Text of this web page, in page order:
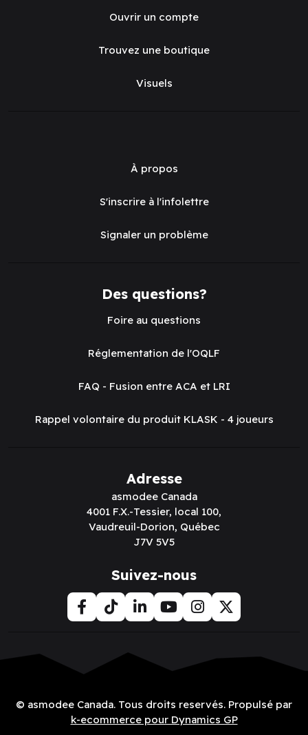
Ouvrir un compte
Trouvez une boutique
Visuels
À propos
S'inscrire à l'infolettre
Signaler un problème
Des questions?
Foire au questions
Réglementation de l'OQLF
FAQ - Fusion entre ACA et LRI
Rappel volontaire du produit KLASK - 4 joueurs
Adresse
asmodee Canada
4001 F.X.-Tessier, local 100,
Vaudreuil-Dorion, Québec
J7V 5V5
Suivez-nous
© asmodee Canada. Tous droits reservés. Propulsé par
k-ecommerce pour Dynamics GP